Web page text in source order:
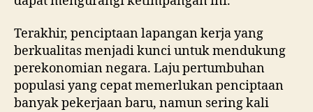
Terakhir, penciptaan lapangan kerja yang
berkualitas menjadi kunci untuk mendukung
perekonomian negara. Laju pertumbuhan
populasi yang cepat memerlukan penciptaan
banyak pekerjaan baru, namun sering kali